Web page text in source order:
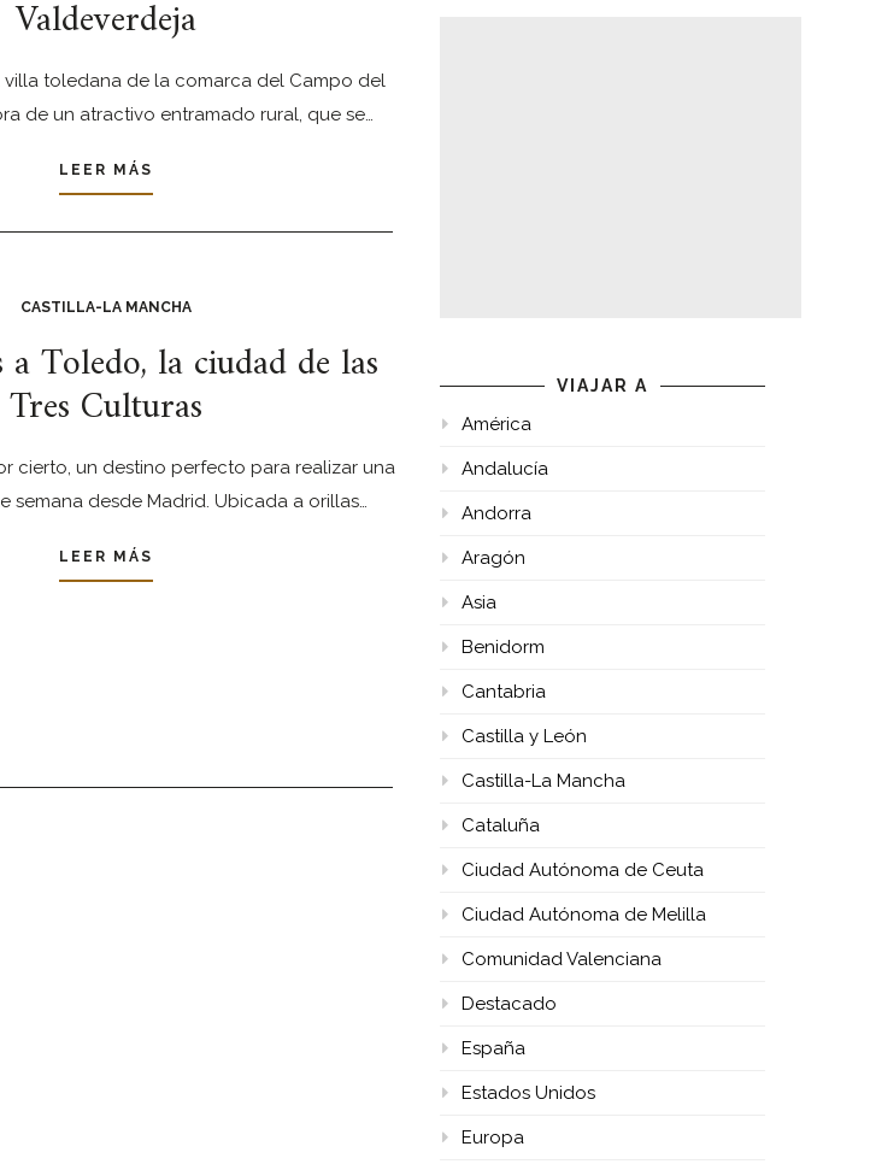
Valdeverdeja
villa toledana de la comarca del Campo del
de un atractivo entramado rural, que se…
LEER MÁS
CASTILLA-LA MANCHA
Toledo, la ciudad de las
Tres Culturas
cierto, un destino perfecto para realizar una
semana desde Madrid. Ubicada a orillas…
LEER MÁS
VIAJAR A
América
Andalucía
Andorra
Aragón
Asia
Benidorm
Cantabria
Castilla y León
Castilla-La Mancha
Cataluña
Ciudad Autónoma de Ceuta
Ciudad Autónoma de Melilla
Comunidad Valenciana
Destacado
España
Estados Unidos
Europa